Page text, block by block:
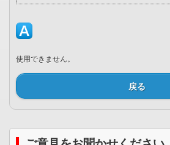
使用できません。
戻る